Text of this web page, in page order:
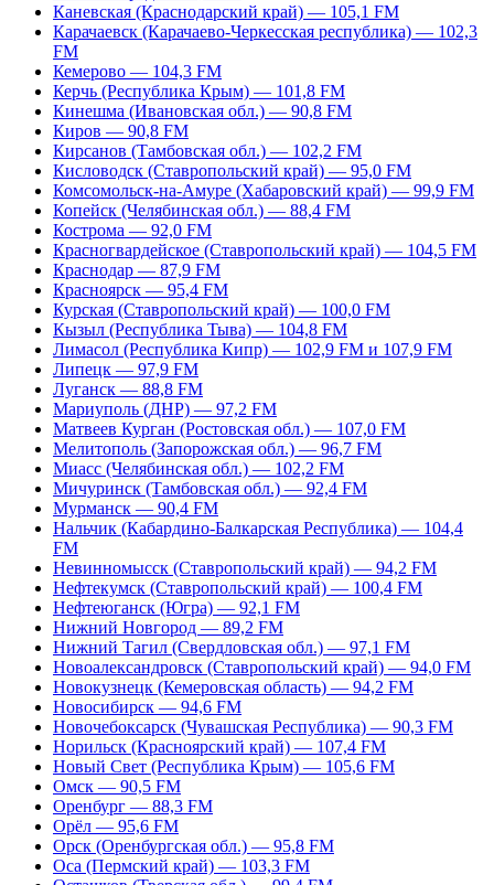
Каневская (Краснодарский край) — 105,1 FM
Карачаевск (Карачаево-Черкесская республика) — 102,3
FM
Кемерово — 104,3 FM
Керчь (Республика Крым) — 101,8 FM
Кинешма (Ивановская обл.) — 90,8 FM
Киров — 90,8 FM
Кирсанов (Тамбовская обл.) — 102,2 FM
Кисловодск (Ставропольский край) — 95,0 FM
Комсомольск-на-Амуре (Хабаровский край) — 99,9 FM
Копейск (Челябинская обл.) — 88,4 FM
Кострома — 92,0 FM
Красногвардейское (Ставропольский край) — 104,5 FM
Краснодар — 87,9 FM
Красноярск — 95,4 FM
Курская (Ставропольский край) — 100,0 FM
Кызыл (Республика Тыва) — 104,8 FM
Лимасол (Республика Кипр) — 102,9 FM и 107,9 FM
Липецк — 97,9 FM
Луганск — 88,8 FM
Мариуполь (ДНР) — 97,2 FM
Матвеев Курган (Ростовская обл.) — 107,0 FM
Мелитополь (Запорожская обл.) — 96,7 FM
Миасс (Челябинская обл.) — 102,2 FM
Мичуринск (Тамбовская обл.) — 92,4 FM
Мурманск — 90,4 FM
Нальчик (Кабардино-Балкарская Республика) — 104,4
FM
Невинномысск (Ставропольский край) — 94,2 FM
Нефтекумск (Ставропольский край) — 100,4 FM
Нефтеюганск (Югра) — 92,1 FM
Нижний Новгород — 89,2 FM
Нижний Тагил (Свердловская обл.) — 97,1 FM
Новоалександровск (Ставропольский край) — 94,0 FM
Новокузнецк (Кемеровская область) — 94,2 FM
Новосибирск — 94,6 FM
Новочебоксарск (Чувашская Республика) — 90,3 FM
Норильск (Красноярский край) — 107,4 FM
Новый Свет (Республика Крым) — 105,6 FM
Омск — 90,5 FM
Оренбург — 88,3 FM
Орёл — 95,6 FM
Орск (Оренбургская обл.) — 95,8 FM
Оса (Пермский край) — 103,3 FM